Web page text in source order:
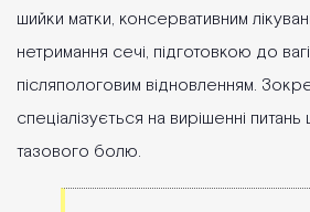
шийки матки, консервативним
нетримання сечі, підготовкою до
післяпологовим відновленням.
спеціалізується на вирішенні
тазового болю.